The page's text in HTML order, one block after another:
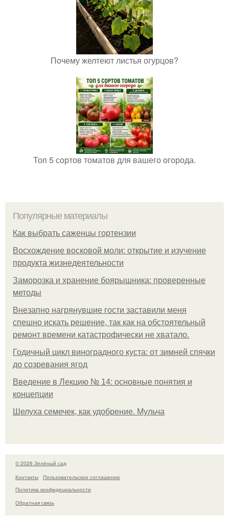
Почему желтеют листья огурцов?
Топ 5 сортов томатов для вашего огорода.
Популярные материалы
Как выбрать саженцы гортензии
Восхождение восковой моли: открытие и изучение
продукта жизнедеятельности
Заморозка и хранение боярышника: проверенные
методы
Внезапно нагрянувшие гости заставили меня
спешно искать решение, так как на обстоятельный
ремонт времени катастрофически не хватало.
Годичный цикл виноградного куста: от зимней спячки
до созревания ягод
Введение в Лекцию № 14: основные понятия и
концепции
Шелуха семечек, как удобрение. Мульча
© 2026 Зелёный сад
Контакты
Пользовательское соглашение
Политика конфидециальности
Обратная связь